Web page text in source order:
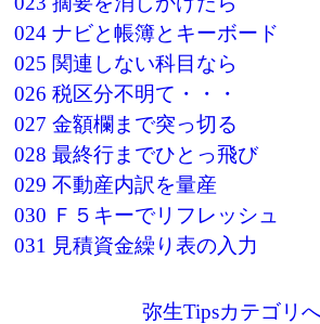
024 ナビと帳簿とキーボード
025 関連しない科目なら
026 税区分不明て・・・
027 金額欄まで突っ切る
028 最終行までひとっ飛び
029 不動産内訳を量産
030 Ｆ５キーでリフレッシュ
031 見積資金繰り表の入力
弥生Tipsカテゴリ